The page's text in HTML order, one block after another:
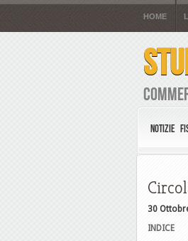
HOME
NOTIZIE
30
INDICE